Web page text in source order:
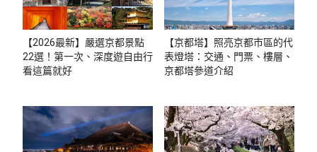
【2026最新】嚴選京都景點
22選！第一次、深度遊自由行
看這篇就好
【京都塔】照亮京都市區的代
表燈塔：交通、門票、樓層、
京都塔參道介紹